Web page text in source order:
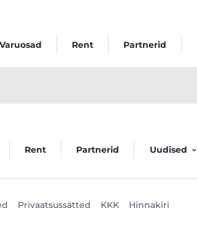
Varuosad Rent Partnerid
Rent Partnerid Uudised
Privaatsussätted KKK Hinnakiri